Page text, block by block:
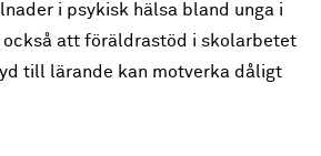
i psykisk hälsa bland unga i
också att föräldrastöd i skolarbetet
till lärande kan motverka dåligt